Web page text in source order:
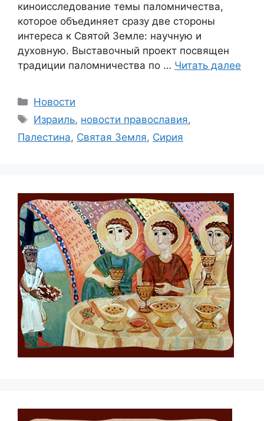
киноисследование темы паломничества,
которое объединяет сразу две стороны
интереса к Святой Земле: научную и
духовную. Выставочный проект посвящен
традиции паломничества по … Читать далее
Рубрики
Новости
Метки
Израиль, новости православия,
Палестина, Святая Земля, Сирия